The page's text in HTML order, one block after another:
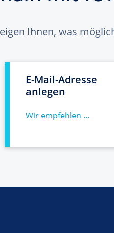
Ihnen, was
E-Mail-Adresse
anlegen
Wir empfehlen ...